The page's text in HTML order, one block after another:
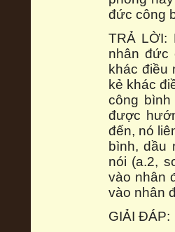
đức công
TRẢ LỜI:
nhân đức
khác điều
kẻ khác
công
được
đến, nó
bình, dầu
nói (a.2,
vào nhân
vào nhân
GIẢI ĐÁP: